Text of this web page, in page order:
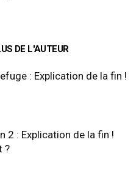
DE L'AUTEUR
: Explication de la fin !
2 : Explication de la fin !
?